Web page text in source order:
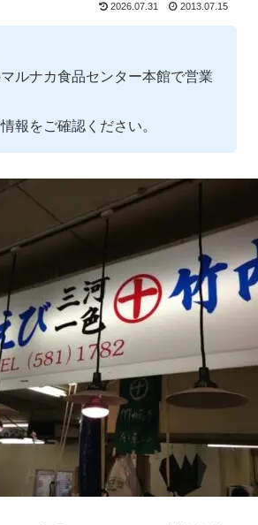
2026.07.31 2013.07.15
ルナカ食品センター本館で営業
報をご確認ください。